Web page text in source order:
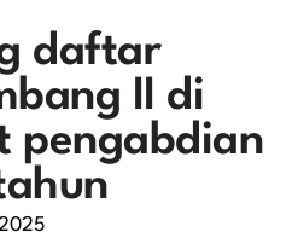
daftar
II di
pengabdian